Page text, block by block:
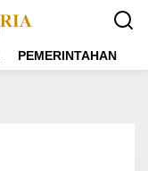
PEMERINTAHAN